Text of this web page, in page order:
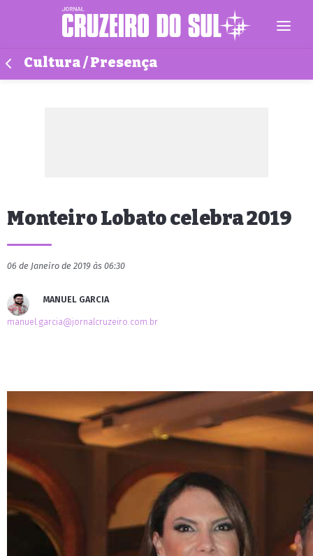
Cultura / Presença
Monteiro Lobato celebra 2019
06 de Janeiro de 2019 às 06:30
MANUEL GARCIA
manuel.garcia@jornalcruzeiro.com.br